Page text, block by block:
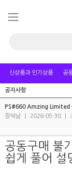
신상품과 인기상품 공
공지사항
PS#660 Amzing Limited
장덕남
2026-05-30
공동구매 불
쉽게 풀어 설